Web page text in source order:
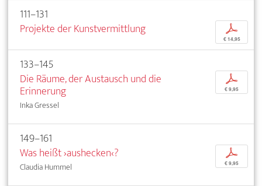
111–131
Projekte der Kunstvermittlung
p
€ 14,95
133–145
Die Räume, der Austausch und die
Erinnerung
Inka Gressel
p
€ 9,95
149–161
Was heißt ›aushecken‹?
Claudia Hummel
p
€ 9,95